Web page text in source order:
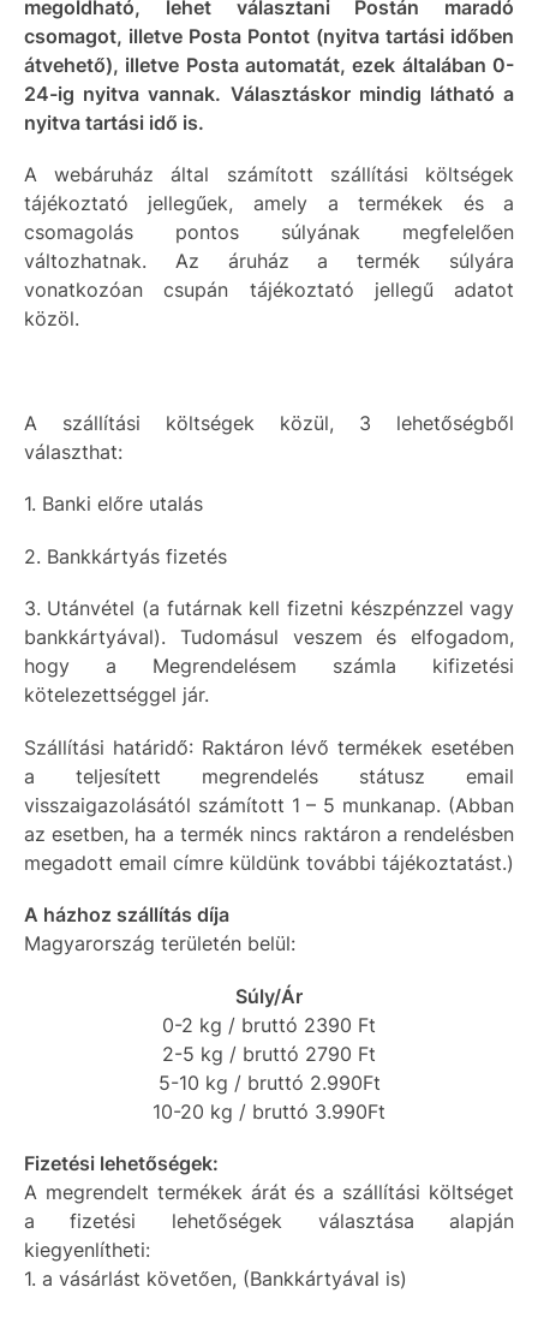
megoldható, lehet választani Postán maradó
csomagot, illetve Posta Pontot (nyitva tartási időben
átvehető), illetve Posta automatát, ezek általában 0-
24-ig nyitva vannak. Választáskor mindig látható a
nyitva tartási idő is.
A webáruház által számított szállítási költségek
tájékoztató jellegűek, amely a termékek és a
csomagolás pontos súlyának megfelelően
változhatnak. Az áruház a termék súlyára
vonatkozóan csupán tájékoztató jellegű adatot
közöl.
A szállítási költségek közül, 3 lehetőségből
választhat:
1. Banki előre utalás
2. Bankkártyás fizetés
3. Utánvétel (a futárnak kell fizetni készpénzzel vagy
bankkártyával). Tudomásul veszem és elfogadom,
hogy a Megrendelésem számla kifizetési
kötelezettséggel jár.
Szállítási határidő: Raktáron lévő termékek esetében
a teljesített megrendelés státusz email
visszaigazolásától számított 1 – 5 munkanap. (Abban
az esetben, ha a termék nincs raktáron a rendelésben
megadott email címre küldünk további tájékoztatást.)
A házhoz szállítás díja
Magyarország területén belül:
Súly/Ár
0-2 kg / bruttó 2390 Ft
2-5 kg / bruttó 2790 Ft
5-10 kg / bruttó 2.990Ft
10-20 kg / bruttó 3.990Ft
Fizetési lehetőségek:
A megrendelt termékek árát és a szállítási költséget
a fizetési lehetőségek választása alapján
kiegyenlítheti:
1. a vásárlást követően, (Bankkártyával is)